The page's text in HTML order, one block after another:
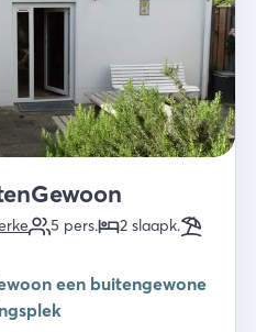
5 pers. 2 slaapk.
een buitengewone